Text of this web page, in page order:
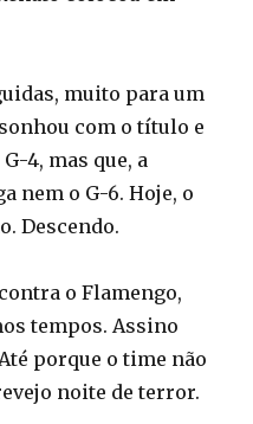
muito para um
com o título e
4, mas que, a
nem o G-6. Hoje, o
Descendo.
o Flamengo,
tempos. Assino
porque o time não
noite de terror.